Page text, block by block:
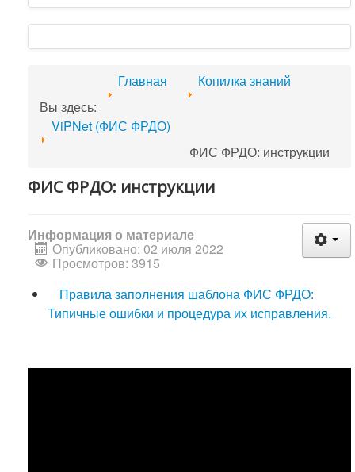
Вы здесь:
Главная Копилка знаний
ViPNet (ФИС ФРДО)
ФИС ФРДО: инструкции
ФИС ФРДО: инструкции
Информация о материале
Опубликовано: 02 июля 2022
Просмотров: 3915
Правила заполнения шаблона ФИС ФРДО:
Типичные ошибки и процедура их исправления.